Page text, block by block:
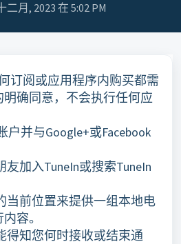
月, 2023 在 5:02 PM
订阅或应用程序内购买都需
确同意，不会执行任何应
户并与Google+或Facebook
友加入TuneIn或搜索TuneIn
当前位置来提供一组本地电
容。
得知您何时接收或结束通